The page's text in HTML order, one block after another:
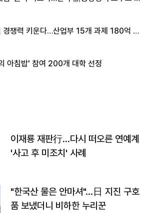
경쟁력 키운다…산업부 15개 과제 180억 지
아침밥' 참여 200개 대학 선정
이재룡 재판行…다시 떠오른 연예계
'사고 후 미조치' 사례
"한국산 물은 안마셔"…日 지진 구호
품 보냈더니 비하한 누리꾼